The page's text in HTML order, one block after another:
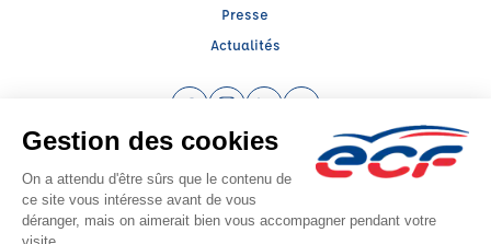
Presse
Actualités
Facebook (nouvelle fenêtre)
Instagram (nouvelle fenêtre)
LinkedIn (nouvelle fenêtre)
YouTube (nouvelle
Raison sociale : VAL DE LOIRE CONDUITE - Capital social: 5000€
SIREN: 312379266 - Numéro de TVA intracommunautaire: FR52312379266
Agrément n°E2504500140
Siège social : RN 11 - Rte de la Mothe Les Champs Dorés, LA CRECHE (79260) -